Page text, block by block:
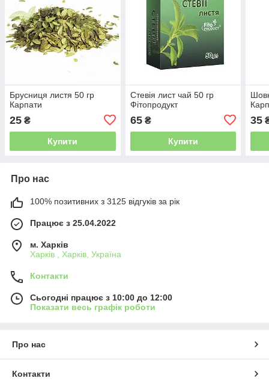
Брусниця листя 50 гр
Карпати
25 ₴
Купити
Стевія лист чай 50 гр
Фітопродукт
65₴
Купити
35
Про нас
100% позитивних з 3125 відгуків за рік
Працює з 25.04.2022
м. Харків
Харків , Харків, Україна
Контакти
Сьогодні працює з 10:00 до 12:00
Показати весь графік роботи
Про нас
Контакти